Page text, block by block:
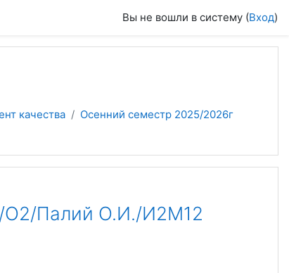
Вы не вошли в систему (Вход)
качества
Осенний семестр 2025/2026г
Палий О.И./И2М12